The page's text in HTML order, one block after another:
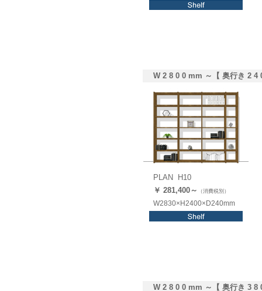
W 2 8 0 0 mm ～【 奥行き 2 4
PLAN H10
￥ 281,400～ （消費税別）
W2830×H2400×D240mm
W 2 8 0 0 mm ～【 奥行き 3 8